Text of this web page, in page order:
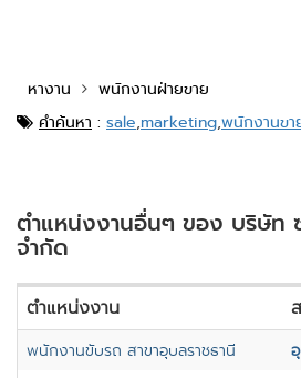
หางาน
พนักงานฝ่ายขาย
คำค้นหา : sale,marketing,พนักงานขา
ตำแหน่งงานอื่นๆ ของ บริษัท
จำกัด
ตำแหน่งงาน
พนักงานขับรถ สาขาอุบลราชธานี